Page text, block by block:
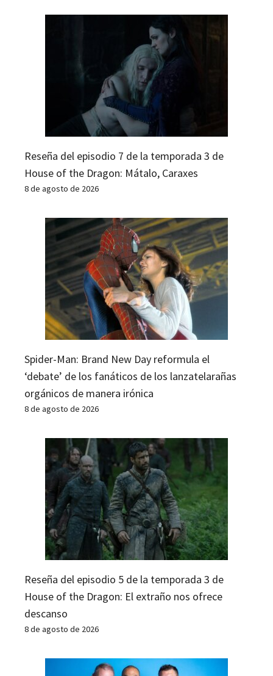
Reseña del episodio 7 de la temporada 3 de
House of the Dragon: Mátalo, Caraxes
8 de agosto de 2026
Spider-Man: Brand New Day reformula el
‘debate’ de los fanáticos de los lanzatelarañas
orgánicos de manera irónica
8 de agosto de 2026
Reseña del episodio 5 de la temporada 3 de
House of the Dragon: El extraño nos ofrece
descanso
8 de agosto de 2026